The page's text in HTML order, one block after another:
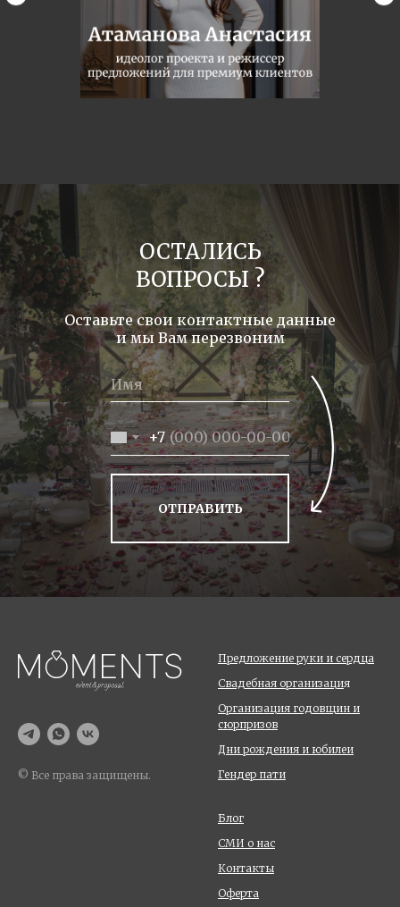
ОСТАЛИСЬ
ВОПРОСЫ ?
Оставьте свои контактные данные
и мы Вам перезвоним
+7
ОТПРАВИТЬ
© Все права защищены.
Предложение руки и сердца
Свадебная организация
Организация годовщин и
сюрпризов
Дни рождения и юбилеи
Гендер пати
Блог
СМИ о нас
Контакты
Оферта